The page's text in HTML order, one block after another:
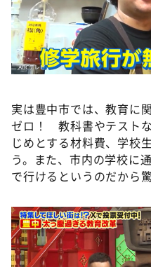
実は豊中市では、教育に
ゼロ！ 教科書やテスト
じめとする材料費、学校
う。また、市内の学校に
で行けるというのだか